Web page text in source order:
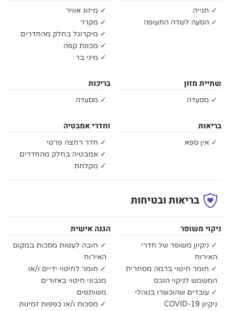
✓ חנייה
✓ הסעה לשדה התעופה
✓ מיזוג אוויר
✓ מקרר
✓ מיקרוגל בחלק מהחדרים
✓ מכונת קפה
✓ מיני בר
שתיית מזון
✓ מסעדה
בריכות
✓ מסעדה
בריאות
✓ אין ספא
וחדרי אמבטיה
✓ חדר רחצה פרטי
✓ אמבטיה בחלק מהחדרים
✓ מקלחת
בריאות ובטיחות
ניקוי משופר
✓ ניקיון משופר של חדרי
האירוח
✓ חומר חיטוי ברמה מסחרית
המשמש לניקוי הנכס
✓ עובדים שהוכשרו בנוהלי
ניקיון COVID-19
הגנה אישית
✓ חובה לעטות מסכות במקום
האירוח
✓ חומר לחיטוי ידיים ו/או
מגבוני חיטוי באזורים
משותפים
✓ מסכות ו/או כפפות זמינות